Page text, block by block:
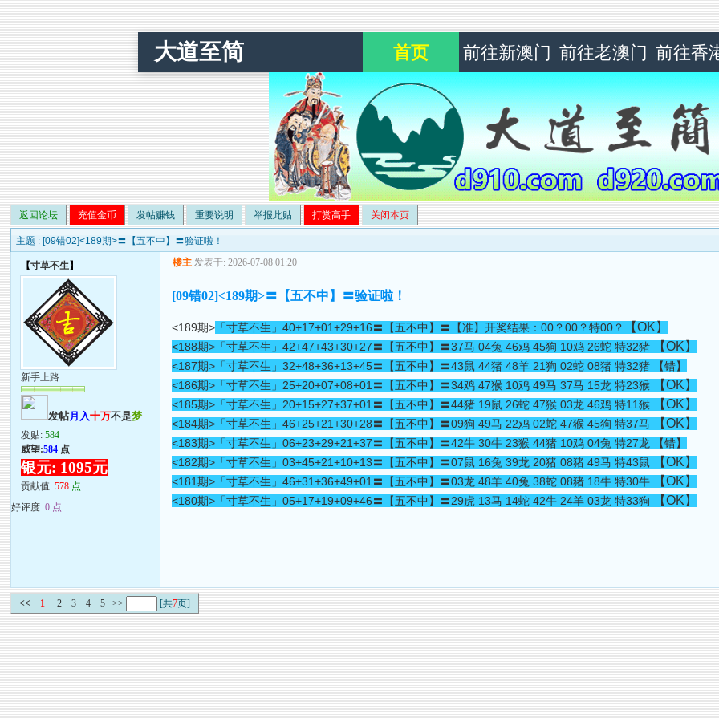
大道至简 首页 前往新澳门 前往老澳门 前往香
返回论坛 充值金币 发帖赚钱 重要说明 举报此贴 打赏高手 关闭本页
主题 : [09错02]<189期>〓【五不中】〓验证啦！
【寸草不生】
新手上路
发帖月入十万不是梦
发贴:584
威望:584 点
银元: 1095元
贡献值:578 点
好评度:0 点
楼主 发表于: 2026-07-08 01:20
[09错02]<189期>〓【五不中】〓验证啦！
<189期> 「寸草不生」40+17+01+29+16〓【五不中】〓【准】开奖结果：00？00？特00？ 【OK】
<188期> 「寸草不生」42+47+43+30+27〓【五不中】〓37马 04兔 46鸡 45狗 10鸡 26蛇 特32猪 【OK】
<187期> 「寸草不生」32+48+36+13+45〓【五不中】〓43鼠 44猪 48羊 21狗 02蛇 08猪 特32猪 【错】
<186期> 「寸草不生」25+20+07+08+01〓【五不中】〓34鸡 47猴 10鸡 49马 37马 15龙 特23猴 【OK】
<185期> 「寸草不生」20+15+27+37+01〓【五不中】〓44猪 19鼠 26蛇 47猴 03龙 46鸡 特11猴 【OK】
<184期> 「寸草不生」46+25+21+30+28〓【五不中】〓09狗 49马 22鸡 02蛇 47猴 45狗 特37马 【OK】
<183期> 「寸草不生」06+23+29+21+37〓【五不中】〓42牛 30牛 23猴 44猪 10鸡 04兔 特27龙 【错】
<182期> 「寸草不生」03+45+21+10+13〓【五不中】〓07鼠 16兔 39龙 20猪 08猪 49马 特43鼠 【OK】
<181期> 「寸草不生」46+31+36+49+01〓【五不中】〓03龙 48羊 40兔 38蛇 08猪 18牛 特30牛 【OK】
<180期> 「寸草不生」05+17+19+09+46〓【五不中】〓29虎 13马 14蛇 42牛 24羊 03龙 特33狗 【OK】
<< 1 2 3 4 5 >> [共7页]